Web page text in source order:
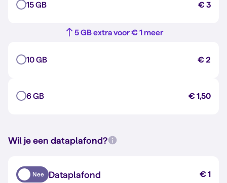
15 GB € 3
5 GB extra voor € 1 meer
10 GB € 2
6 GB € 1,50
Wil je een dataplafond?
Nee Dataplafond € 1